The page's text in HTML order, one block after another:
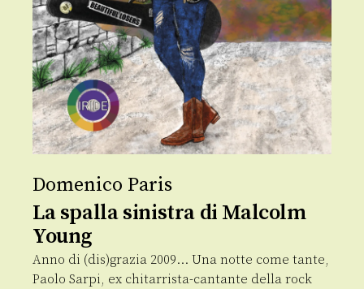
Domenico Paris
La spalla sinistra di Malcolm
Young
Anno di (dis)grazia 2009… Una notte come tante,
Paolo Sarpi, ex chitarrista-cantante della rock